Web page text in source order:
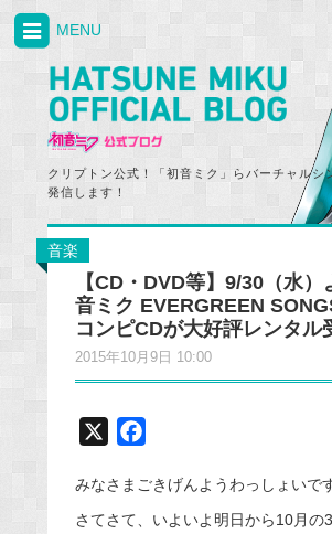
クリプトン公式！「初音ミク」らバーチャルシ
発信します！
MENU
音楽
【CD・DVD等】9/30（水）
音ミク EVERGREEN
コンピCDが大好評レンタル
2015年10月9日 10:00
c
e
みなさまごきげんようわっしょいで
さてさて、いよいよ明日から10月の